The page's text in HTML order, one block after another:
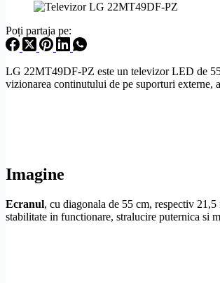
Poți partaja pe:
LG 22MT49DF-PZ este un televizor LED de
vizionarea continutului de pe suporturi externe,
Imagine
Ecranul, cu diagonala de 55 cm, respectiv
stabilitate in functionare, stralucire puternica si